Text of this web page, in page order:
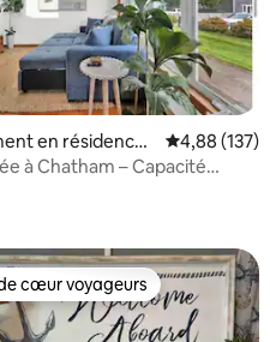
base de 151 commentaires :
en résidence ⋅
Évaluation
4,88 (137)
à Chatham – Capacité
cœur voyageurs les plus
cœur voyageurs